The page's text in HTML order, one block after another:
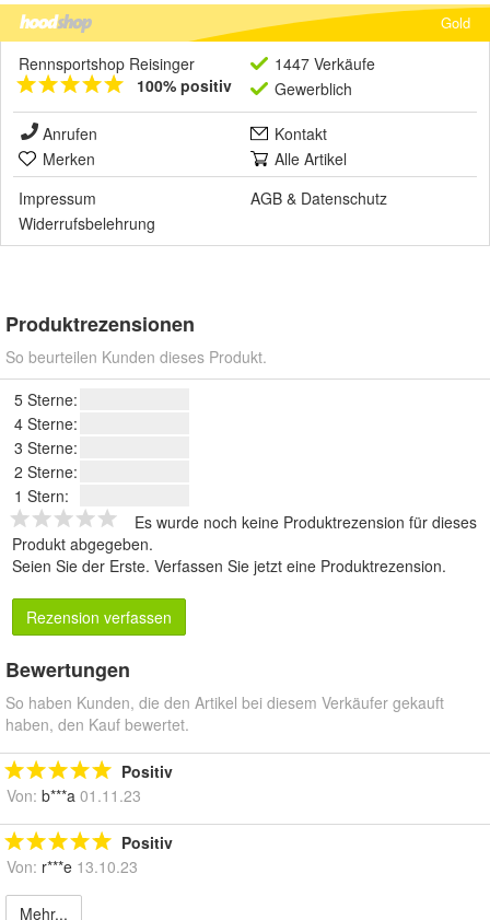
Gold
Rennsportshop Reisinger
100% positiv
1447 Verkäufe
Gewerblich
Anrufen
Kontakt
Merken
Alle Artikel
Impressum
AGB & Datenschutz
Widerrufsbelehrung
Produktrezensionen
So beurteilen Kunden dieses Produkt.
5 Sterne:
4 Sterne:
3 Sterne:
2 Sterne:
1 Stern:
Es wurde noch keine Produktrezension für dieses
Produkt abgegeben.
Seien Sie der Erste. Verfassen Sie jetzt eine Produktrezension.
Rezension verfassen
Bewertungen
So haben Kunden, die den Artikel bei diesem Verkäufer gekauft
haben, den Kauf bewertet.
Positiv
Von: b***a 01.11.23
Positiv
Von: r***e 13.10.23
Mehr...